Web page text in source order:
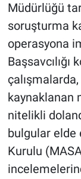
Müdürlüğü
soruşturma
operasyona
kaynaklanan
nitelikli
bulgular elde
Kurulu